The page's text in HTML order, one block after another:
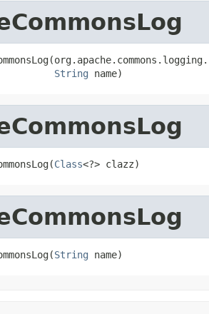
String name)
Class<?> clazz)
String name)